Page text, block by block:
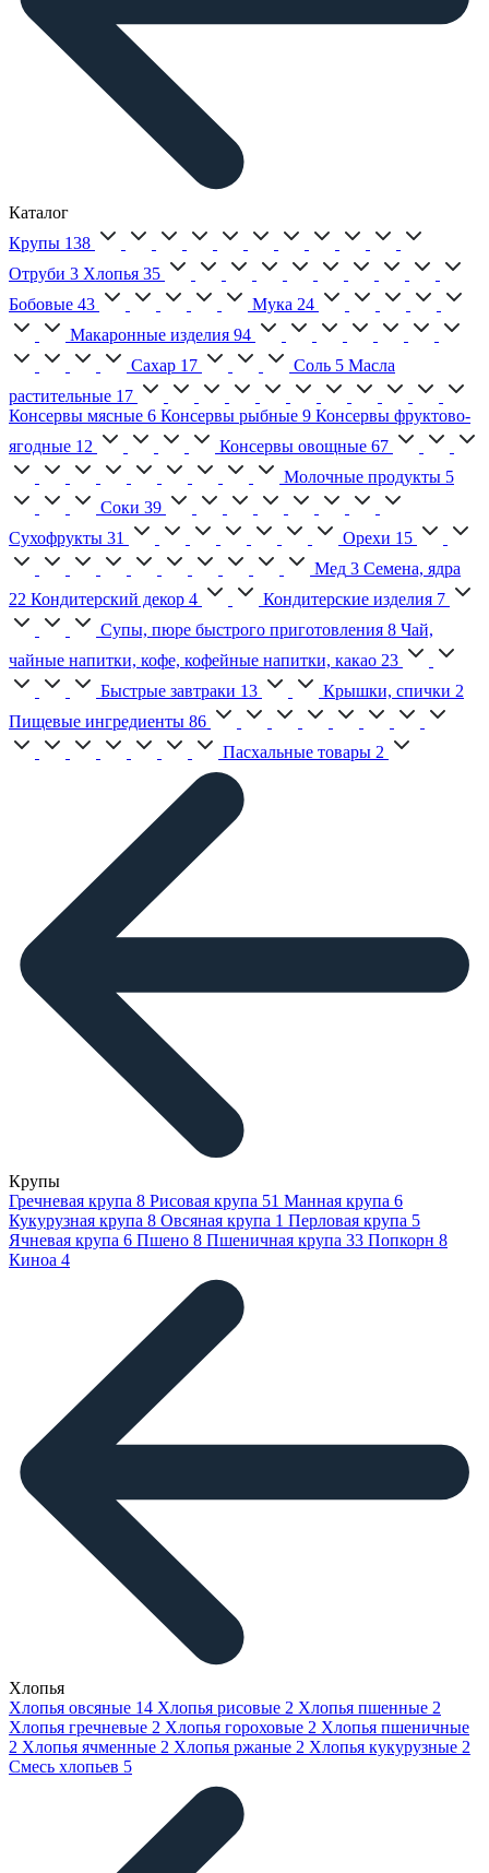
Каталог
Крупы 138
Отруби 3 Хлопья 35
Бобовые 43 Мука 24
Макаронные изделия 94
Сахар 17 Соль 5 Масла
растительные 17
Консервы мясные 6 Консервы рыбные 9 Консервы фруктово-
ягодные 12 Консервы овощные 67
Молочные продукты 5
Соки 39
Сухофрукты 31 Орехи 15
Мед 3 Семена, ядра
22 Кондитерский декор 4 Кондитерские изделия 7
Супы, пюре быстрого приготовления 8 Чай,
чайные напитки, кофе, кофейные напитки, какао 23
Быстрые завтраки 13 Крышки, спички 2
Пищевые ингредиенты 86
Пасхальные товары 2
Крупы
Гречневая крупа 8 Рисовая крупа 51 Манная крупа 6
Кукурузная крупа 8 Овсяная крупа 1 Перловая крупа 5
Ячневая крупа 6 Пшено 8 Пшеничная крупа 33 Попкорн 8
Киноа 4
Хлопья
Хлопья овсяные 14 Хлопья рисовые 2 Хлопья пшенные 2
Хлопья гречневые 2 Хлопья гороховые 2 Хлопья пшеничные
2 Хлопья ячменные 2 Хлопья ржаные 2 Хлопья кукурузные 2
Смесь хлопьев 5